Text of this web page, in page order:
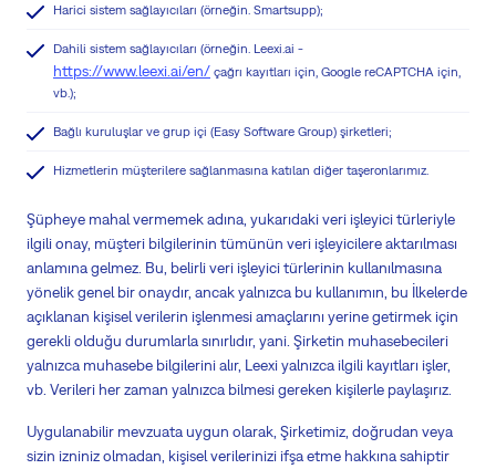
Harici sistem sağlayıcıları (örneğin Smartsupp);
Dahili sistem sağlayıcıları (örneğin Leexi.ai -
https://www.leexi.ai/en/ çağrı kayıtları için, Google reCAPTCHA için,
vb.);
Bağlı kuruluşlar ve grup içi (Easy Software Group) şirketleri;
Hizmetlerin müşterilere sağlanmasına katılan diğer taşeronlarımız.
Şüpheye mahal vermemek adına, yukarıdaki veri işleyici türleriyle
ilgili onay, müşteri bilgilerinin tümünün veri işleyicilere aktarılması
anlamına gelmez. Bu, belirli veri işleyici türlerinin kullanılmasına
yönelik genel bir onaydır, ancak yalnızca bu kullanımın, bu İlkelerde
açıklanan kişisel verilerin işlenmesi amaçlarını yerine getirmek için
gerekli olduğu durumlarla sınırlıdır, yani . Şirketin muhasebecileri
yalnızca muhasebe bilgilerini alır, Leexiyalnızca ilgili kayıtları işler,
vb. Verileri her zaman yalnızca bilmesi gereken kişilerle paylaşırız.
Uygulanabilir mevzuata uygun olarak, Şirketimiz, doğrudan veya
sizin izniniz olmadan, kişisel verilerinizi ifşa etme hakkına sahiptir